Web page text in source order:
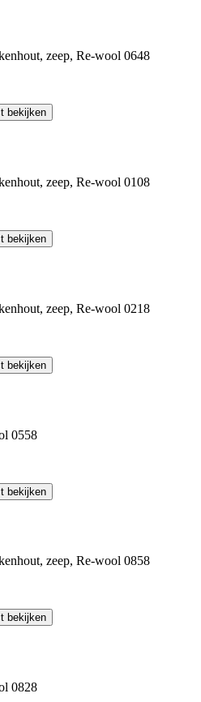
zeep, Re-wool 0648
bekijken
zeep, Re-wool 0108
bekijken
zeep, Re-wool 0218
bekijken
0558
bekijken
zeep, Re-wool 0858
bekijken
0828